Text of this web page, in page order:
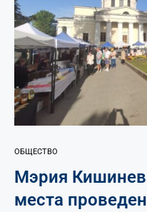
ОБЩЕСТВО
Мэрия
места